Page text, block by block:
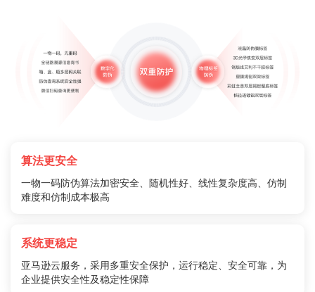
算法更安全
一物一码防伪算法加密安全、随机性好、线性复杂度高、仿制
难度和仿制成本极高
系统更稳定
亚马逊云服务，采用多重安全保护，运行稳定、安全可靠，为
企业提供安全性及稳定性保障